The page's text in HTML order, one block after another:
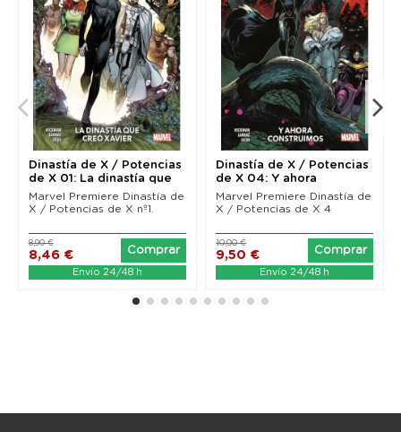
Dinastía de X / Potencias
de X 01: La dinastía que
creó...
Marvel Premiere Dinastía de
X / Potencias de X nº1.
8,46 €
8,90 €
Comprar
Envío 24/48 h
Dinastía de X / Potencias
de X 04: Y ahora
construímos...
Marvel Premiere Dinastía de
X / Potencias de X 4
9,50 €
10,00 €
Comprar
Envío 24/48 h